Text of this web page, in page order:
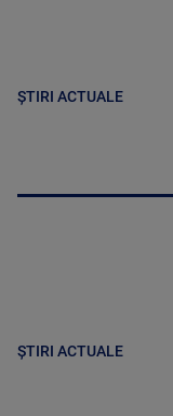
ȘTIRI ACTUALE
ȘTIRI ACTUALE